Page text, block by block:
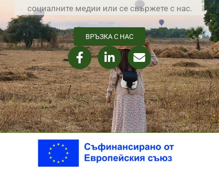
социалните медии или се свържете с нас.
ВРЪЗКА С НАС
F
a
c
e
b
o
o
k
-
L
i
n
k
e
d
i
n
-
i
E
n
v
e
l
o
p
e